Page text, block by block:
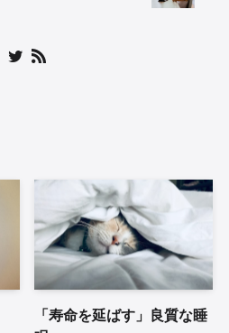
「寿命を延ばす」良質な睡